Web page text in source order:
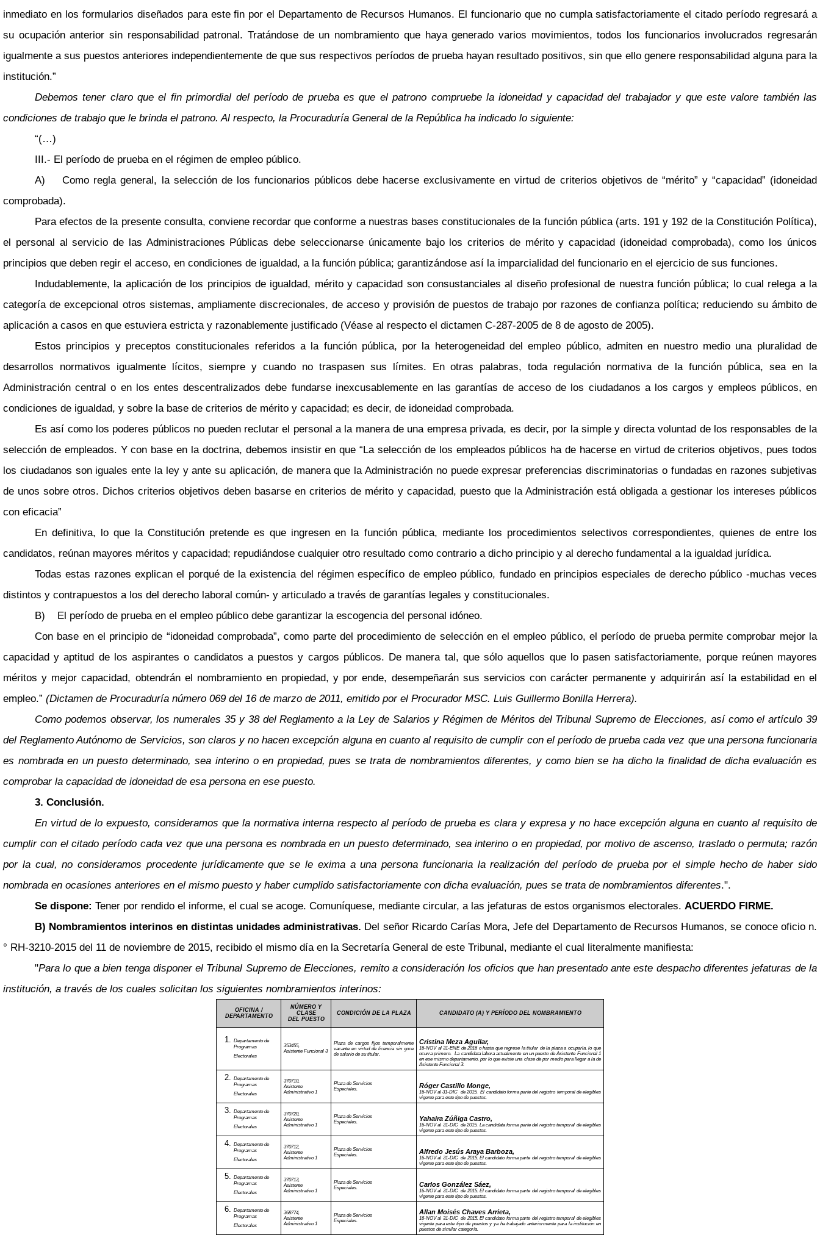
inmediato en los formularios diseñados para este fin por el Departamento de Recursos Humanos. El funcionario que no cumpla satisfactoriamente el citado período regresará a
su ocupación anterior sin responsabilidad patronal. Tratándose de un nombramiento que haya generado varios movimientos, todos los funcionarios involucrados regresarán
igualmente a sus puestos anteriores independientemente de que sus respectivos períodos de prueba hayan resultado positivos, sin que ello genere responsabilidad alguna para la
institución.”
Debemos tener claro que el fin primordial del período de prueba es que el patrono compruebe la idoneidad y capacidad del trabajador y que este valore también las
condiciones de trabajo que le brinda el patrono. Al respecto, la Procuraduría General de la República ha indicado lo siguiente:
“(…)
III.- El período de prueba en el régimen de empleo público.
A) Como regla general, la selección de los funcionarios públicos debe hacerse exclusivamente en virtud de criterios objetivos de “mérito” y “capacidad” (idoneidad
comprobada).
Para efectos de la presente consulta, conviene recordar que conforme a nuestras bases constitucionales de la función pública (arts. 191 y 192 de la Constitución Política),
el personal al servicio de las Administraciones Públicas debe seleccionarse únicamente bajo los criterios de mérito y capacidad (idoneidad comprobada), como los únicos
principios que deben regir el acceso, en condiciones de igualdad, a la función pública; garantizándose así la imparcialidad del funcionario en el ejercicio de sus funciones.
Indudablemente, la aplicación de los principios de igualdad, mérito y capacidad son consustanciales al diseño profesional de nuestra función pública; lo cual relega a la
categoría de excepcional otros sistemas, ampliamente discrecionales, de acceso y provisión de puestos de trabajo por razones de confianza política; reduciendo su ámbito de
aplicación a casos en que estuviera estricta y razonablemente justificado (Véase al respecto el dictamen C-287-2005 de 8 de agosto de 2005).
Estos principios y preceptos constitucionales referidos a la función pública, por la heterogeneidad del empleo público, admiten en nuestro medio una pluralidad de
desarrollos normativos igualmente lícitos, siempre y cuando no traspasen sus límites. En otras palabras, toda regulación normativa de la función pública, sea en la
Administración central o en los entes descentralizados debe fundarse inexcusablemente en las garantías de acceso de los ciudadanos a los cargos y empleos públicos, en
condiciones de igualdad, y sobre la base de criterios de mérito y capacidad; es decir, de idoneidad comprobada.
Es así como los poderes públicos no pueden reclutar el personal a la manera de una empresa privada, es decir, por la simple y directa voluntad de los responsables de la
selección de empleados. Y con base en la doctrina, debemos insistir en que “La selección de los empleados públicos ha de hacerse en virtud de criterios objetivos, pues todos
los ciudadanos son iguales ente la ley y ante su aplicación, de manera que la Administración no puede expresar preferencias discriminatorias o fundadas en razones subjetivas
de unos sobre otros. Dichos criterios objetivos deben basarse en criterios de mérito y capacidad, puesto que la Administración está obligada a gestionar los intereses públicos
con eficacia”
En definitiva, lo que la Constitución pretende es que ingresen en la función pública, mediante los procedimientos selectivos correspondientes, quienes de entre los
candidatos, reúnan mayores méritos y capacidad; repudiándose cualquier otro resultado como contrario a dicho principio y al derecho fundamental a la igualdad jurídica.
Todas estas razones explican el porqué de la existencia del régimen específico de empleo público, fundado en principios especiales de derecho público -muchas veces
distintos y contrapuestos a los del derecho laboral común- y articulado a través de garantías legales y constitucionales.
B) El período de prueba en el empleo público debe garantizar la escogencia del personal idóneo.
Con base en el principio de “idoneidad comprobada”, como parte del procedimiento de selección en el empleo público, el período de prueba permite comprobar mejor la
capacidad y aptitud de los aspirantes o candidatos a puestos y cargos públicos. De manera tal, que sólo aquellos que lo pasen satisfactoriamente, porque reúnen mayores
méritos y mejor capacidad, obtendrán el nombramiento en propiedad, y por ende, desempeñarán sus servicios con carácter permanente y adquirirán así la estabilidad en el
empleo.” (Dictamen de Procuraduría número 069 del 16 de marzo de 2011, emitido por el Procurador MSC. Luis Guillermo Bonilla Herrera).
Como podemos observar, los numerales 35 y 38 del Reglamento a la Ley de Salarios y Régimen de Méritos del Tribunal Supremo de Elecciones, así como el artículo 39
del Reglamento Autónomo de Servicios, son claros y no hacen excepción alguna en cuanto al requisito de cumplir con el período de prueba cada vez que una persona funcionaria
es nombrada en un puesto determinado, sea interino o en propiedad, pues se trata de nombramientos diferentes, y como bien se ha dicho la finalidad de dicha evaluación es
comprobar la capacidad de idoneidad de esa persona en ese puesto.
3. Conclusión.
En virtud de lo expuesto, consideramos que la normativa interna respecto al período de prueba es clara y expresa y no hace excepción alguna en cuanto al requisito de
cumplir con el citado período cada vez que una persona es nombrada en un puesto determinado, sea interino o en propiedad, por motivo de ascenso, traslado o permuta; razón
por la cual, no consideramos procedente jurídicamente que se le exima a una persona funcionaria la realización del período de prueba por el simple hecho de haber sido
nombrada en ocasiones anteriores en el mismo puesto y haber cumplido satisfactoriamente con dicha evaluación, pues se trata de nombramientos diferentes.".
Se dispone: Tener por rendido el informe, el cual se acoge. Comuníquese, mediante circular, a las jefaturas de estos organismos electorales. ACUERDO FIRME.
B) Nombramientos interinos en distintas unidades administrativas. Del señor Ricardo Carías Mora, Jefe del Departamento de Recursos Humanos, se conoce oficio n.
° RH-3210-2015 del 11 de noviembre de 2015, recibido el mismo día en la Secretaría General de este Tribunal, mediante el cual literalmente manifiesta:
"Para lo que a bien tenga disponer el Tribunal Supremo de Elecciones, remito a consideración los oficios que han presentado ante este despacho diferentes jefaturas de la
institución, a través de los cuales solicitan los siguientes nombramientos interinos:
OFICINA /
DEPARTAMENTO
NÚMERO Y
CLASE
DEL PUESTO
CONDICIÓN DE LA PLAZA CANDIDATO (A) Y PERÍODO DEL NOMBRAMIENTO
Departamento de
Programas
Electorales
353455,
Asistente Funcional 3
Plaza de cargos fijos temporalmente
vacante en virtud de licencia sin goce
de salario de su titular.
Cristina Meza Aguilar,
16-NOV al 31-ENE de 2016 o hasta que regrese la titular de la plaza a ocuparla, lo que
ocurra primero. La candidata labora actualmente en un puesto de Asistente Funcional 1
en ese mismo departamento, por lo que existe una clase de por medio para llegar a la de
Asistente Funcional 3.
Departamento de
Programas
Electorales
370710,
Asistente
Administrativo 1
Plaza de Servicios
Especiales.
Róger Castillo Monge,
16-NOV al 31-DIC de 2015. El candidato forma parte del registro temporal de elegibles
vigente para este tipo de puestos.
Departamento de
Programas
Electorales
370720,
Asistente
Administrativo 1
Plaza de Servicios
Especiales.
Yahaira Zúñiga Castro,
16-NOV al 31-DIC de 2015. La candidata forma parte del registro temporal de elegibles
vigente para este tipo de puestos.
Departamento de
Programas
Electorales
370712,
Asistente
Administrativo 1
Plaza de Servicios
Especiales.
Alfredo Jesús Araya Barboza,
16-NOV al 31-DIC de 2015. El candidato forma parte del registro temporal de elegibles
vigente para este tipo de puestos.
Departamento de
Programas
Electorales
370713,
Asistente
Administrativo 1
Plaza de Servicios
Especiales.
Carlos González Sáez,
16-NOV al 31-DIC de 2015. El candidato forma parte del registro temporal de elegibles
vigente para este tipo de puestos.
Departamento de
Programas
Electorales
368774,
Asistente
Administrativo 1
Plaza de Servicios
Especiales.
Allan Moisés Chaves Arrieta,
16-NOV al 31-DIC de 2015. El candidato forma parte del registro temporal de elegibles
vigente para este tipo de puestos y ya ha trabajado anteriormente para la institución en
puestos de similar categoría.